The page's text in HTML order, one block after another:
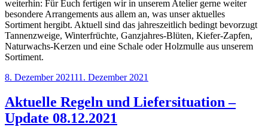
weiterhin: Für Euch fertigen wir in unserem Atelier gerne weiter
besondere Arrangements aus allem an, was unser aktuelles
Sortiment hergibt. Aktuell sind das jahreszeitlich bedingt bevorzugt
Tannenzweige, Winterfrüchte, Ganzjahres-Blüten, Kiefer-Zapfen,
Naturwachs-Kerzen und eine Schale oder Holzmulle aus unserem
Sortiment.
Veröffentlicht
8. Dezember 202111. Dezember 2021
Aktuelle Regeln und Liefersituation –
Update 08.12.2021